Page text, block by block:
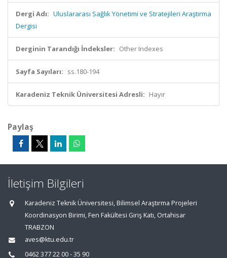
Dergi Adı: Uluslararası Sağlık Yönetimi ve Stratejileri Araştırma
Dergisi
Derginin Tarandığı İndeksler: Other Indexes
Sayfa Sayıları: ss.180-194
Karadeniz Teknik Üniversitesi Adresli: Hayır
Paylaş
İletişim Bilgileri
Karadeniz Teknik Üniversitesi, Bilimsel Araştırma Projeleri
Koordinasyon Birimi, Fen Fakültesi Giriş Katı, Ortahisar
TRABZON
aves@ktu.edu.tr
0462 377 22 00 - 35 90